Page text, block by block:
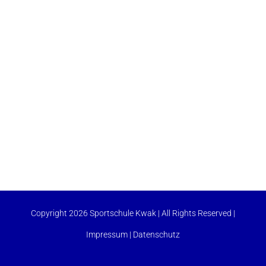
Copyright 2026 Sportschule Kwak | All Rights Reserved |
Impressum | Datenschutz